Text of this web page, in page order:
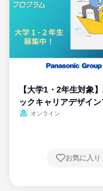
【大学1・2年生対象
ックキャリアデザイ
ム
オンライン
お気に入り